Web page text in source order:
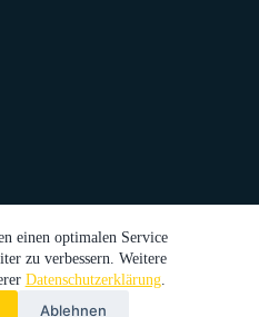
einen optimalen Service
zu verbessern. Weitere
Datenschutzerklärung.
Ablehnen